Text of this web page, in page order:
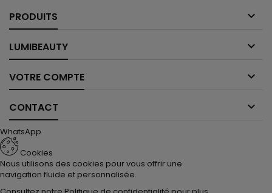
PRODUITS 
LUMIBEAUTY 
VOTRE COMPTE 
CONTACT 
WhatsApp
Cookies
Nous utilisons des cookies pour vous offrir une
navigation fluide et personnalisée.